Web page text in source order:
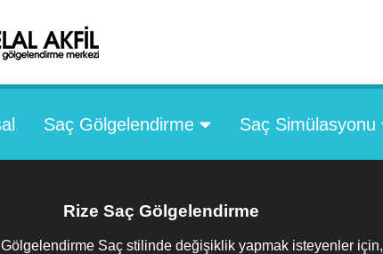
Saç Gölgelendirme Saç Simülasyonu
Rize Saç Gölgelendirme
Saç stilinde değişiklik yapmak isteyenler için,